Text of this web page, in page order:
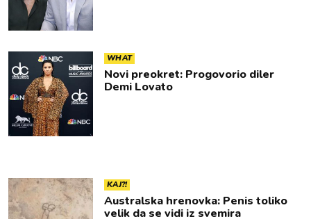
WHAT
Novi preokret: Progovorio diler
Demi Lovato
KAJ?!
Australska hrenovka: Penis toliko
velik da se vidi iz svemira